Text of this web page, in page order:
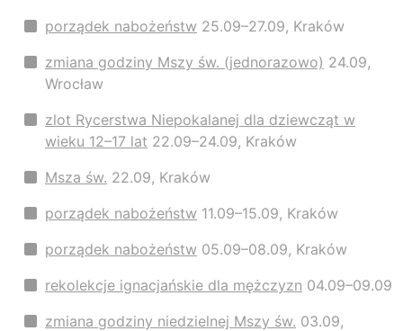
porządek nabożeństw 25.09–27.09, Kraków
zmiana godziny Mszy św. (jednorazowo) 24.09,
Wrocław
zlot Rycerstwa Niepokalanej dla dziewcząt w
wieku 12–17 lat 22.09–24.09, Kraków
Msza św. 22.09, Kraków
porządek nabożeństw 11.09–15.09, Kraków
porządek nabożeństw 05.09–08.09, Kraków
rekolekcje ignacjańskie dla mężczyzn 04.09–09.09
zmiana godziny niedzielnej Mszy św. 03.09,